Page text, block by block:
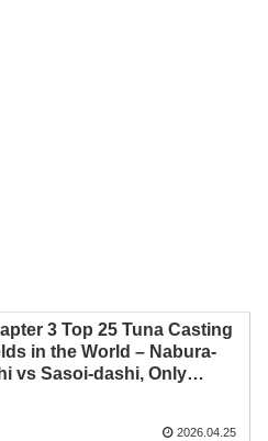
3 Top 25 Tuna Casting
in the World – Nabura-
vs Sasoi-dashi, Only
2026.04.25